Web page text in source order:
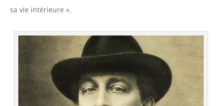
sa vie intérieure ».